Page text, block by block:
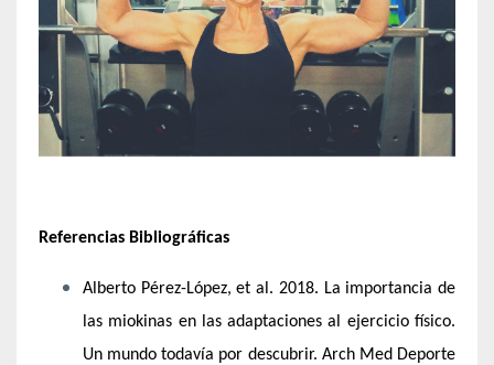
Referencias Bibliográficas
Alberto Pérez-López, et al. 2018. La importancia de
las miokinas en las adaptaciones al ejercicio físico.
Un mundo todavía por descubrir. Arch Med Deporte